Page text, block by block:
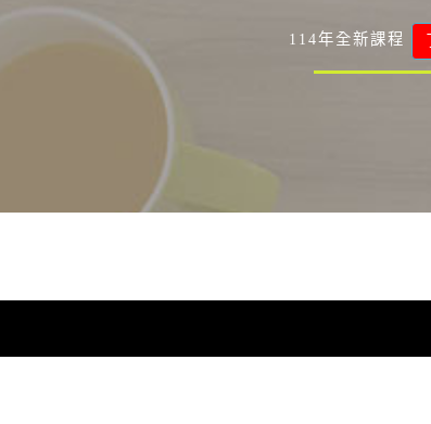
114年全新課程